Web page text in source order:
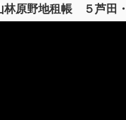
林原野地租帳 ５芦田